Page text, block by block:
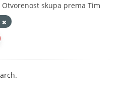
Otvorenost skupa prema Tim